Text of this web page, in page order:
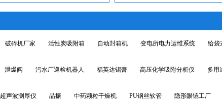
破碎机厂家 活性炭吸附箱 自动封箱机 变电所电力运维系统 给袋
泄爆阀 污水厂巡检机器人 福英达锡膏 高压化学吸附分析仪 多用
超声波测厚仪 晶振 中药颗粒干燥机 PU钢丝软管 隐形眼镜工厂